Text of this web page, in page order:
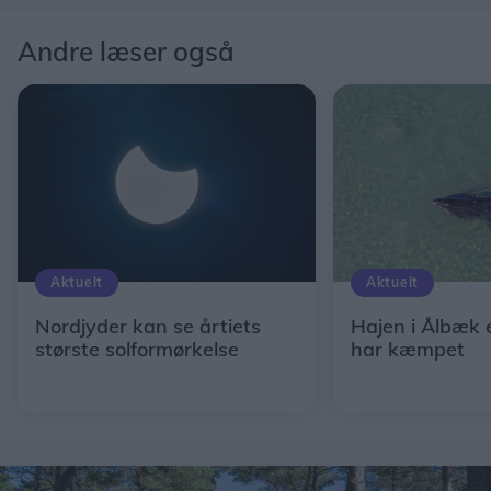
Andre læser også
Aktuelt
Nordjyder kan se årtiets
største solformørkelse
Aktuelt
Hajen i Ålbæk
har kæmpet